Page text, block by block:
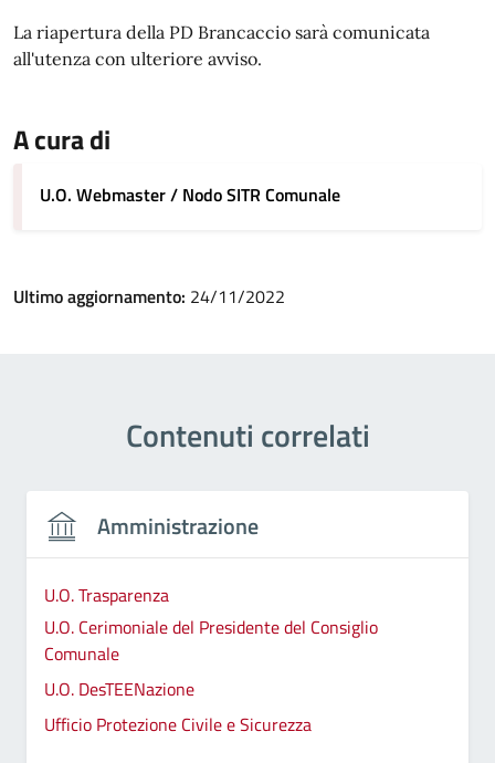
La riapertura della PD Brancaccio sarà comunicata
all'utenza con ulteriore avviso.
A cura di
U.O. Webmaster / Nodo SITR Comunale
Ultimo aggiornamento: 24/11/2022
Contenuti correlati
Amministrazione
U.O. Trasparenza
U.O. Cerimoniale del Presidente del Consiglio
Comunale
U.O. DesTEENazione
Ufficio Protezione Civile e Sicurezza